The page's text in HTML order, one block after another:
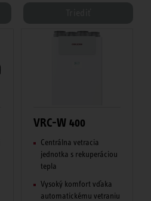
VRC-W 400
Centrálna vetracia
jednotka s rekuperáciou
tepla
Vysoký komfort vďaka
automatickému vetraniu